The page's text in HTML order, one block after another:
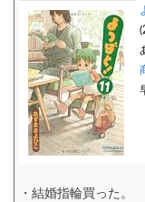
・結婚指輪買った。